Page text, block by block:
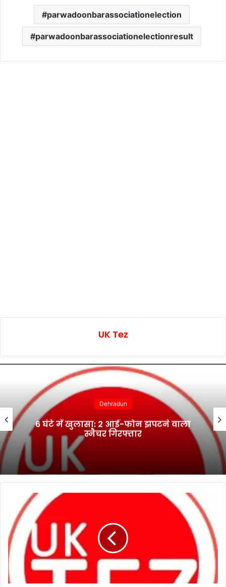
parwadoonbarassociationelection
parwadoonbarassociationelectionresult
UK Tez
Dehradun
6 घंटे में खुलासा: 2 आई-फोन झपटने वाला
स्नैचर गिरफ्तार